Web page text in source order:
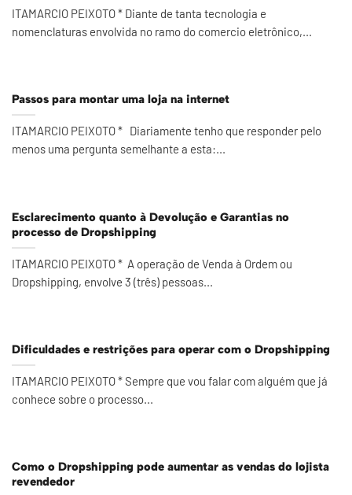
ITAMARCIO PEIXOTO * Diante de tanta tecnologia e
nomenclaturas envolvida no ramo do comercio eletrônico,...
Passos para montar uma loja na internet
ITAMARCIO PEIXOTO * Diariamente tenho que responder pelo
menos uma pergunta semelhante a esta:...
Esclarecimento quanto à Devolução e Garantias no
processo de Dropshipping
ITAMARCIO PEIXOTO * A operação de Venda à Ordem ou
Dropshipping, envolve 3 (três) pessoas...
Dificuldades e restrições para operar com o Dropshipping
ITAMARCIO PEIXOTO * Sempre que vou falar com alguém que já
conhece sobre o processo...
Como o Dropshipping pode aumentar as vendas do lojista
revendedor